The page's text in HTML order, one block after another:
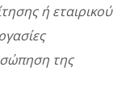
ή εταιρικού
της